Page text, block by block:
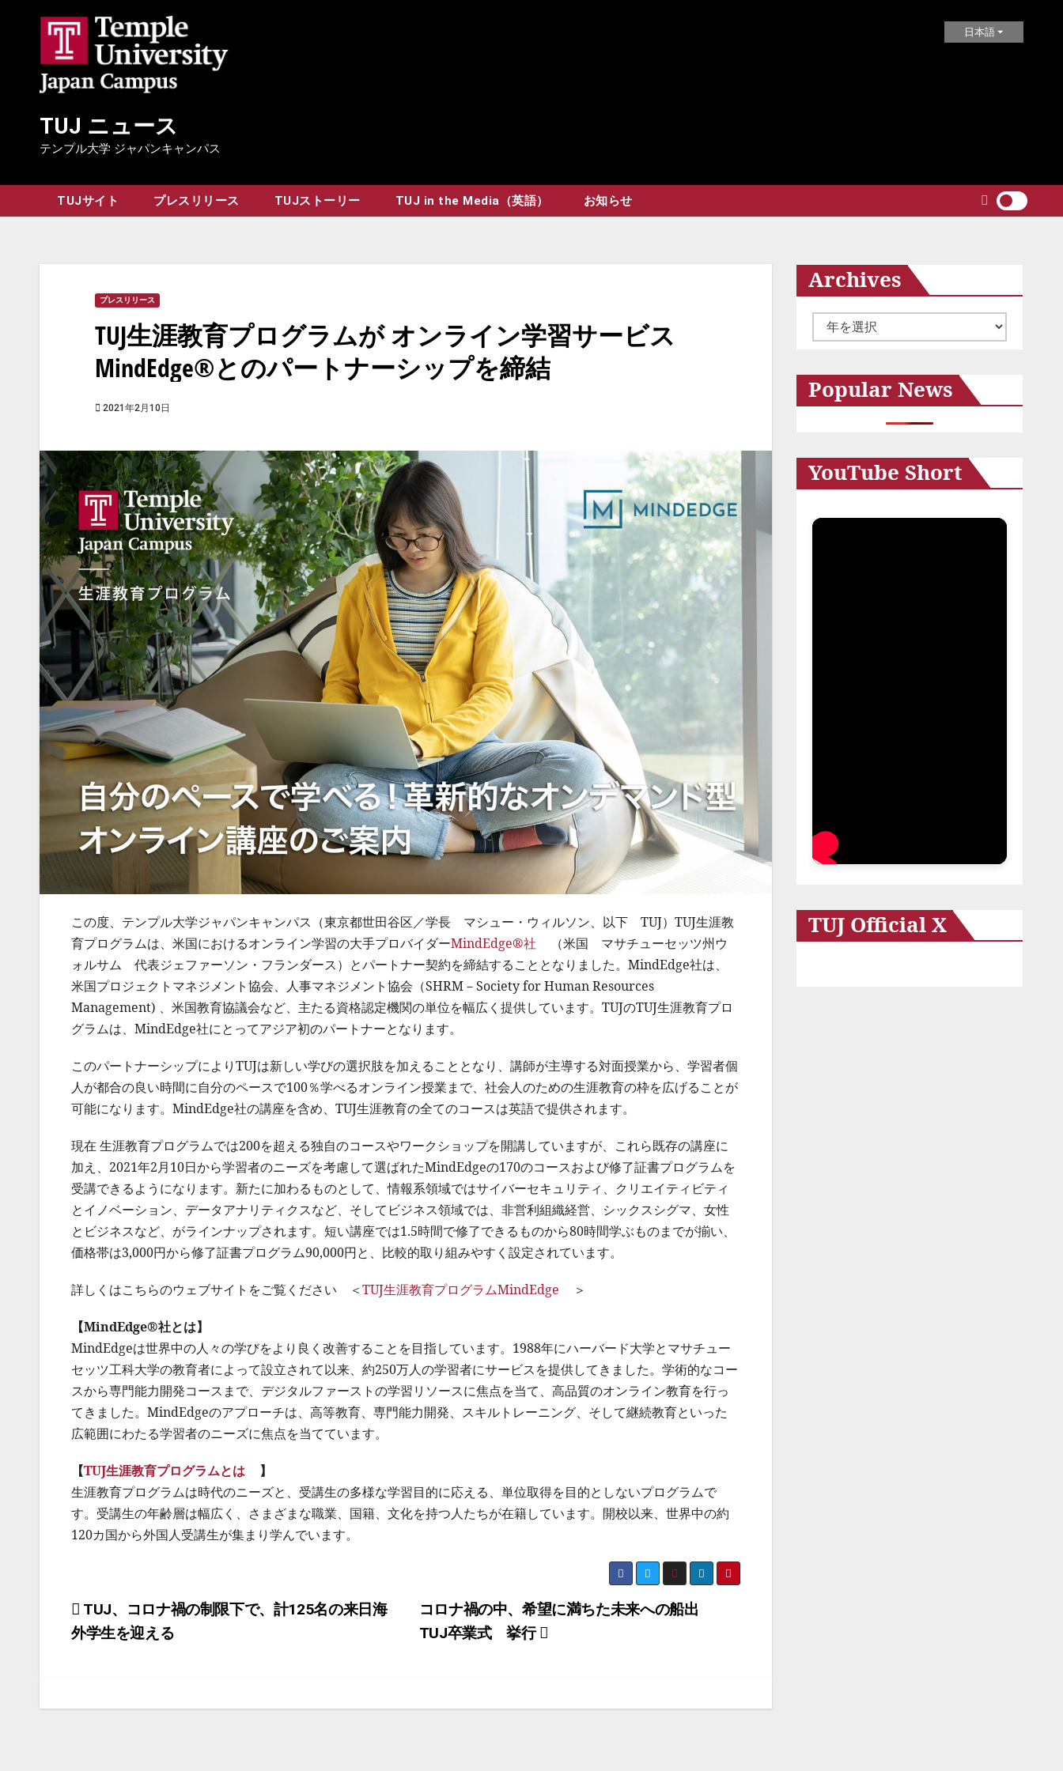
TUJ ニュース
テンプル大学 ジャパンキャンパス
日本語
TUJサイト プレスリリース TUJストーリー TUJ in the Media（英語） お知らせ
プレスリリース
TUJ生涯教育プログラムが オンライン学習サービス
MindEdge®とのパートナーシップを締結
2021年2月10日
この度、テンプル大学ジャパンキャンパス（東京都世田谷区／学長 マシュー・ウィルソン、以下 TUJ）TUJ生涯教
育プログラムは、米国におけるオンライン学習の大手プロバイダーMindEdge®社
（米国 マサチューセッツ州ウ
ォルサム 代表ジェファーソン・フランダース）とパートナー契約を締結することとなりました。MindEdge社は、
米国プロジェクトマネジメント協会、人事マネジメント協会（SHRM－Society for Human Resources
Management) 、米国教育協議会など、主たる資格認定機関の単位を幅広く提供しています。TUJのTUJ生涯教育プロ
グラムは、MindEdge社にとってアジア初のパートナーとなります。
このパートナーシップによりTUJは新しい学びの選択肢を加えることとなり、講師が主導する対面授業から、学習者個
人が都合の良い時間に自分のペースで100％学べるオンライン授業まで、社会人のための生涯教育の枠を広げることが
可能になります。MindEdge社の講座を含め、TUJ生涯教育の全てのコースは英語で提供されます。
現在 生涯教育プログラムでは200を超える独自のコースやワークショップを開講していますが、これら既存の講座に
加え、2021年2月10日から学習者のニーズを考慮して選ばれたMindEdgeの170のコースおよび修了証書プログラムを
受講できるようになります。新たに加わるものとして、情報系領域ではサイバーセキュリティ、クリエイティビティ
とイノベーション、データアナリティクスなど、そしてビジネス領域では、非営利組織経営、シックスシグマ、女性
とビジネスなど、がラインナップされます。短い講座では1.5時間で修了できるものから80時間学ぶものまでが揃い、
価格帯は3,000円から修了証書プログラム90,000円と、比較的取り組みやすく設定されています。
詳しくはこちらのウェブサイトをご覧ください ＜TUJ生涯教育プログラムMindEdge ＞
【MindEdge®社とは】
MindEdgeは世界中の人々の学びをより良く改善することを目指しています。1988年にハーバード大学とマサチュー
セッツ工科大学の教育者によって設立されて以来、約250万人の学習者にサービスを提供してきました。学術的なコー
スから専門能力開発コースまで、デジタルファーストの学習リソースに焦点を当て、高品質のオンライン教育を行っ
てきました。MindEdgeのアプローチは、高等教育、専門能力開発、スキルトレーニング、そして継続教育といった
広範囲にわたる学習者のニーズに焦点を当てています。
【TUJ生涯教育プログラムとは
】
生涯教育プログラムは時代のニーズと、受講生の多様な学習目的に応える、単位取得を目的としないプログラムで
す。受講生の年齢層は幅広く、さまざまな職業、国籍、文化を持つ人たちが在籍しています。開校以来、世界中の約
120カ国から外国人受講生が集まり学んでいます。
投
稿
コロナ禍の中、希望に満ちた未来への船出
TUJ卒業式 挙行
TUJ、コロナ禍の制限下で、計125名の来日海
外学生を迎える
Archives
ー
イ
ブ
Popular News
YouTube Short
TUJ Official X